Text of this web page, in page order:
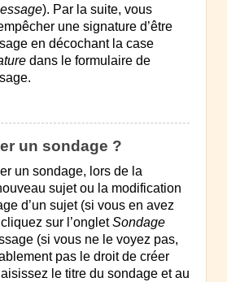
). Par la suite, vous
une signature d’être
en décochant la case
dans le formulaire de
un sondage ?
un sondage, lors de la
sujet ou la modification
d’un sujet (si vous en avez
sur l’ongletSondage
(si vous ne le voyez pas,
pas le droit de créer
le titre du sondage et au